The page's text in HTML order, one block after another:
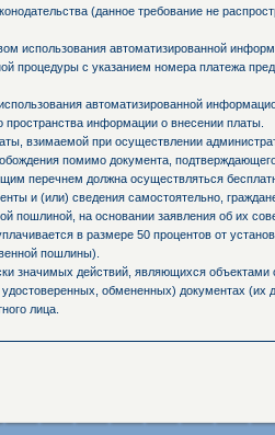
(данное требование не
использования автоматизированной
процедуры с указанием номера платежа
автоматизированной
информации о внесении платы.
взимаемой при осуществлении
помимо документа,
перечнем должна осуществляться
и (или) сведения самостоятельно,
на основании заявления об их
в размере 50 процентов от
пошлины).
значимых действий, являющихся
обмененных) документах (их
лица.